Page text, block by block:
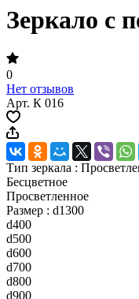
Зеркало с
0
Нет отзывов
Арт. К 016
Тип зеркала :
Бесцветное
Просветленное
Размер : d1300
d400
d500
d600
d700
d800
d900